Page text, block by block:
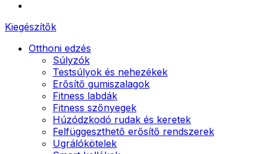
Kiegészítők
Otthoni edzés
Súlyzók
Testsúlyok és nehezékek
Erősítő gumiszalagok
Fitness labdák
Fitness szőnyegek
Húzódzkodó rudak és keretek
Felfüggeszthető erősítő rendszerek
Ugrálókötelek